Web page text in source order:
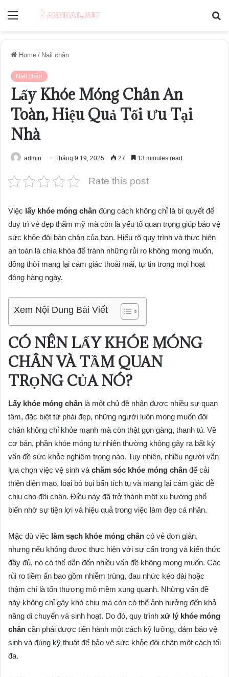
Menu
Home / Nail chân
Nail chân
Lấy Khóe Móng Chân An
Toàn, Hiệu Quả Tối Ưu Tại
Nhà
admin Tháng 9 19, 2025 27 13 minutes read
Rate this post
Việc lấy khóe móng chân đúng cách không chỉ là bí quyết để
duy trì vẻ đẹp thẩm mỹ mà còn là yếu tố quan trọng giúp bảo vệ
sức khỏe đôi bàn chân của bạn. Hiểu rõ quy trình và thực hiện
an toàn là chìa khóa để tránh những rủi ro không mong muốn,
đồng thời mang lại cảm giác thoải mái, tự tin trong mọi hoạt
động hàng ngày.
Xem Nội Dung Bài Viết
CÓ NÊN LẤY KHÓE MÓNG
CHÂN VÀ TẦM QUAN
TRỌNG CỦA NÓ?
Lấy khóe móng chân là một chủ đề nhận được nhiều sự quan
tâm, đặc biệt từ phái đẹp, những người luôn mong muốn đôi
chân không chỉ khỏe mạnh mà còn thật gọn gàng, thanh tú. Về
cơ bản, phần khóe móng tự nhiên thường không gây ra bất kỳ
vấn đề sức khỏe nghiêm trọng nào. Tuy nhiên, nhiều người vẫn
lựa chọn việc vệ sinh và chăm sóc khóe móng chân để cải
thiện diện mạo, loại bỏ bụi bẩn tích tụ và mang lại cảm giác dễ
chịu cho đôi chân. Điều này đã trở thành một xu hướng phổ
biến nhờ sự tiện lợi và hiệu quả trong việc làm đẹp cá nhân.
Mặc dù việc làm sạch khóe móng chân có vẻ đơn giản,
nhưng nếu không được thực hiện với sự cẩn trọng và kiến thức
đầy đủ, nó có thể dẫn đến nhiều vấn đề không mong muốn. Các
rủi ro tiềm ẩn bao gồm nhiễm trùng, đau nhức kéo dài hoặc
thậm chí là tổn thương mô mềm xung quanh. Những vấn đề
này không chỉ gây khó chịu mà còn có thể ảnh hưởng đến khả
năng di chuyển và sinh hoạt. Do đó, quy trình xử lý khóe móng
chân cần phải được tiến hành một cách kỹ lưỡng, đảm bảo vệ
sinh và đúng kỹ thuật để bảo vệ sức khỏe đôi chân một cách tối
đa.